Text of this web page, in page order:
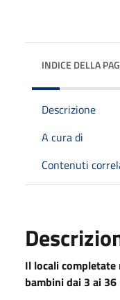
INDICE DELLA
Descrizione
A cura di
Contenuti
Il locali
bambini dai 3 ai 36